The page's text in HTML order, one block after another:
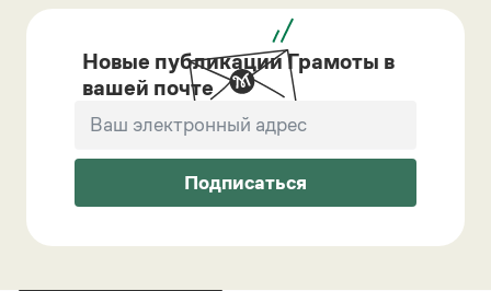
Новые публикации Грамоты в
вашей почте
Подписаться